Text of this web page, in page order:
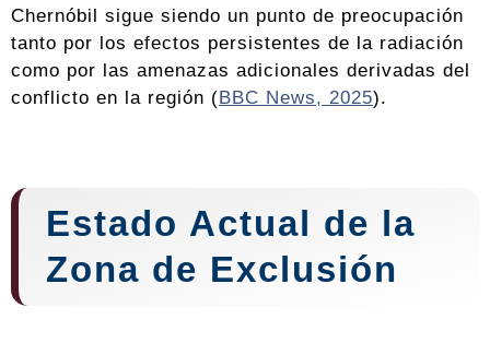
Chernóbil sigue siendo un punto de preocupación
tanto por los efectos persistentes de la radiación
como por las amenazas adicionales derivadas del
conflicto en la región (BBC News, 2025).
Estado Actual de la
Zona de Exclusión